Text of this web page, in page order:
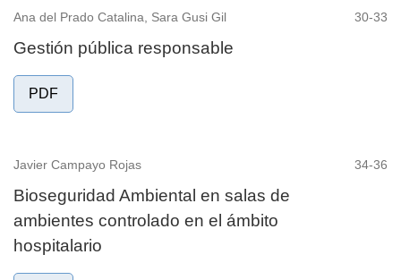
Ana del Prado Catalina, Sara Gusi Gil 30-33
Gestión pública responsable
PDF
Javier Campayo Rojas 34-36
Bioseguridad Ambiental en salas de
ambientes controlado en el ámbito
hospitalario